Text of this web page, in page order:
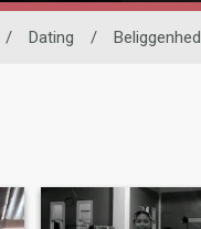
/ Dating / Beliggenhed